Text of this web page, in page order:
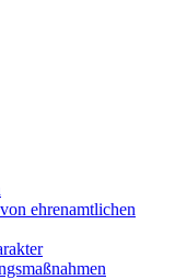
ehrenamtlichen